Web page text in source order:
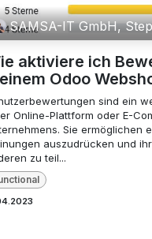
SAMSA-IT GmbH,
aktiviere ich
Odoo
sind ein
Online-Plattform oder E-
Sie ermöglichen
auszudrücken und
zu teil...